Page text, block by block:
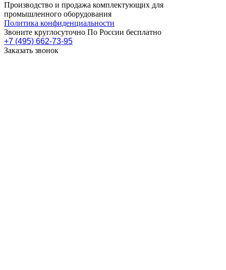
Производство и продажа комплектующих для
промышленного оборудования
Политика конфиденциальности
Звоните круглосуточно По России бесплатно
+7 (495) 662-73-95
Заказать звонок